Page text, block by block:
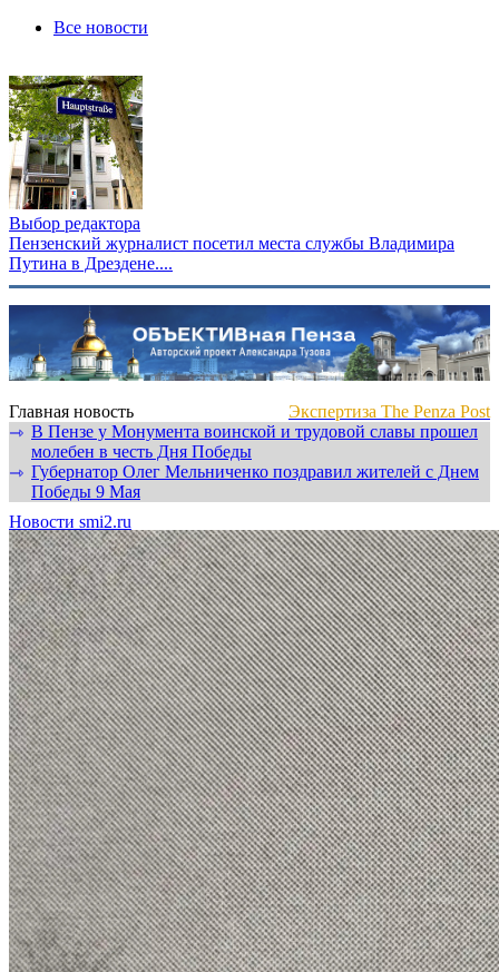
Все новости
Выбор редактора
Пензенский журналист посетил места службы Владимира
Путина в Дрездене....
Главная новость
Экспертиза The Penza Post
⇾ В Пензе у Монумента воинской и трудовой славы прошел
молебен в честь Дня Победы
⇾ Губернатор Олег Мельниченко поздравил жителей с Днем
Победы 9 Мая
Новости smi2.ru